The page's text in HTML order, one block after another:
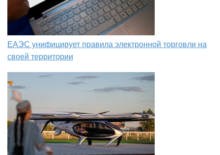
ЕАЭС унифицирует правила электронной торговли на
своей территории